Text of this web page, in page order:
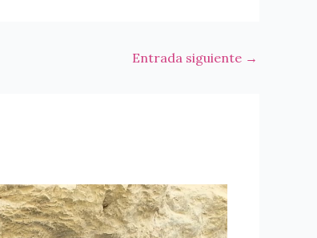
Entrada siguiente →